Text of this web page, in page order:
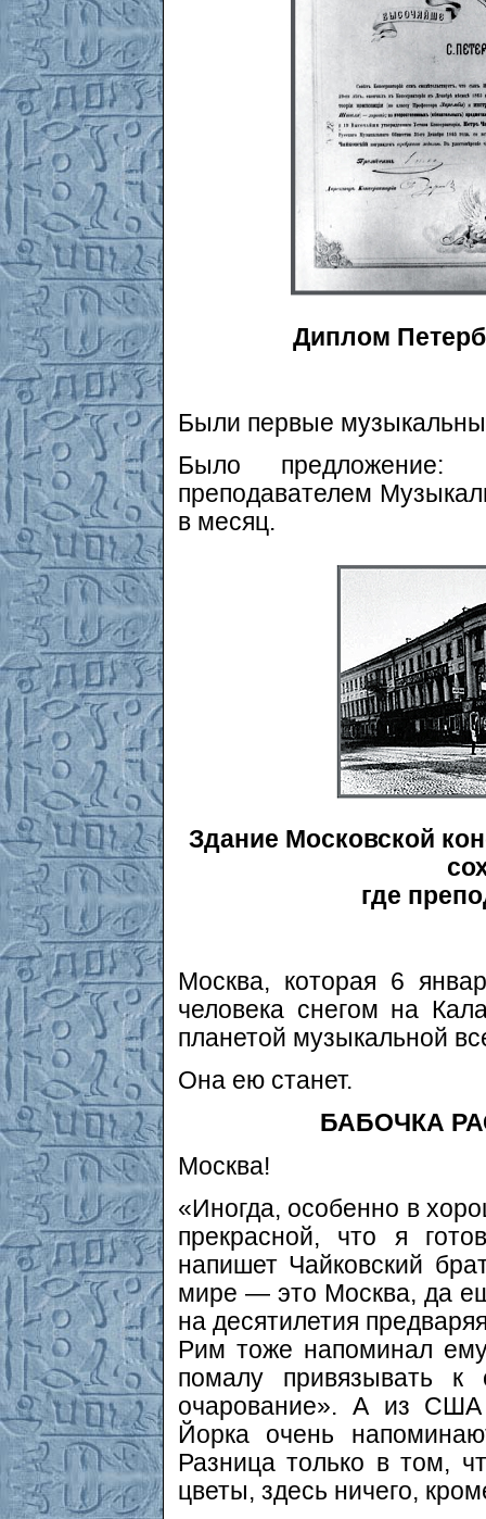
Диплом
Были первые
Было предложение:
преподавателем
в месяц.
Здание Московской
где
Москва, которая 6
человека снегом на
планетой музыкальной
Она ею станет.
БАБОЧКА
Москва!
«Иногда, особенно в
прекрасной, что я
напишет Чайковский
мире — это Москва, да
на десятилетия
Рим тоже напоминал
помалу привязывать к
очарование». А из
Йорка очень
Разница только в том,
цветы, здесь ничего,